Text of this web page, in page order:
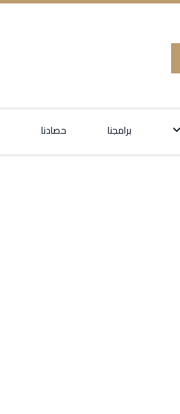
برامجنا حصادنا